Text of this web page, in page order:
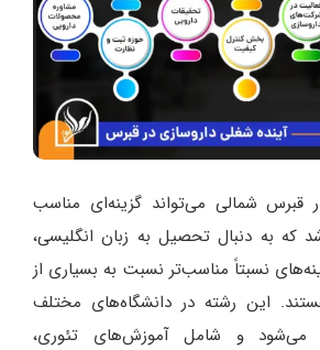
قبرس شمالی می‌تواند گزینه‌ای مناسب
که به دنبال تحصیل به زبان انگلیسی،
نسبتاً مناسب‌تر نسبت به بسیاری از
این رشته در دانشگاه‌های مختلف
می‌شود و شامل آموزش‌های تئوری،